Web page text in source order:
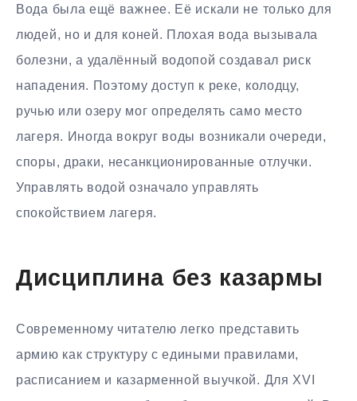
Вода была ещё важнее. Её искали не только для
людей, но и для коней. Плохая вода вызывала
болезни, а удалённый водопой создавал риск
нападения. Поэтому доступ к реке, колодцу,
ручью или озеру мог определять само место
лагеря. Иногда вокруг воды возникали очереди,
споры, драки, несанкционированные отлучки.
Управлять водой означало управлять
спокойствием лагеря.
Дисциплина без казармы
Современному читателю легко представить
армию как структуру с едиными правилами,
расписанием и казарменной выучкой. Для XVI